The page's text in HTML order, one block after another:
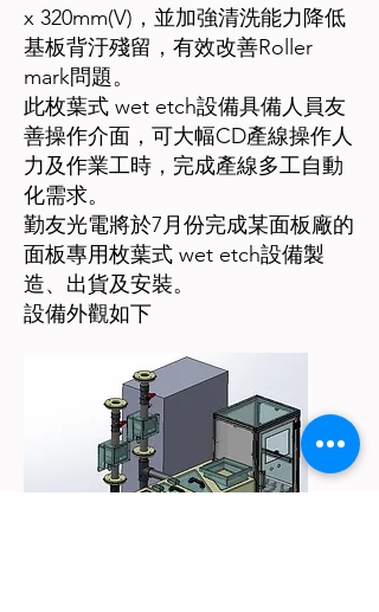
x 320mm(V)，並加強清洗能力降低
基板背汙殘留，有效改善Roller
mark問題。
此枚葉式 wet etch設備具備人員友
善操作介面，可大幅CD產線操作人
力及作業工時，完成產線多工自動
化需求。
勤友光電將於7月份完成某面板廠的
面板專用枚葉式 wet etch設備製
造、出貨及安裝。
設備外觀如下